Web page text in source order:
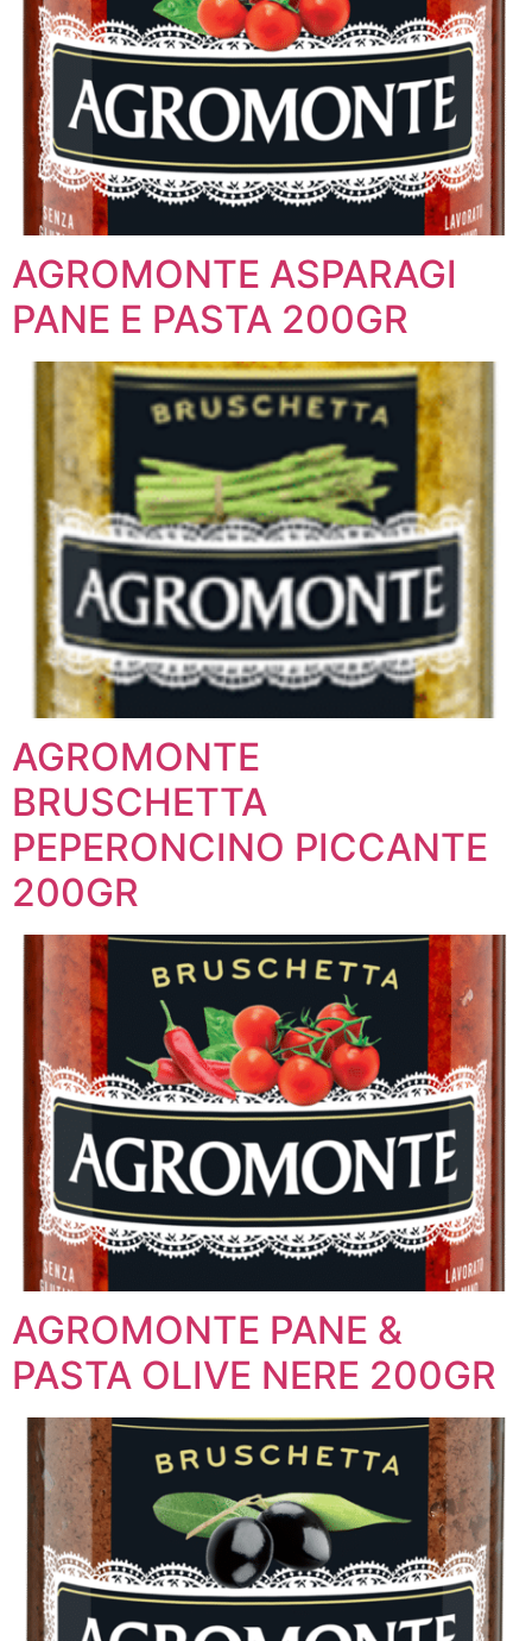
AGROMONTE ASPARAGI
PANE E PASTA 200GR
AGROMONTE
BRUSCHETTA
PEPERONCINO PICCANTE
200GR
AGROMONTE PANE &
PASTA OLIVE NERE 200GR